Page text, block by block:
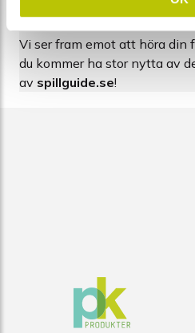
Vi ser fram emot att höra din
du kommer ha stor nytta av
av spillguide.se!